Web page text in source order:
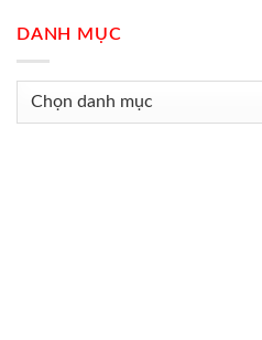
DANH MỤC
Danh